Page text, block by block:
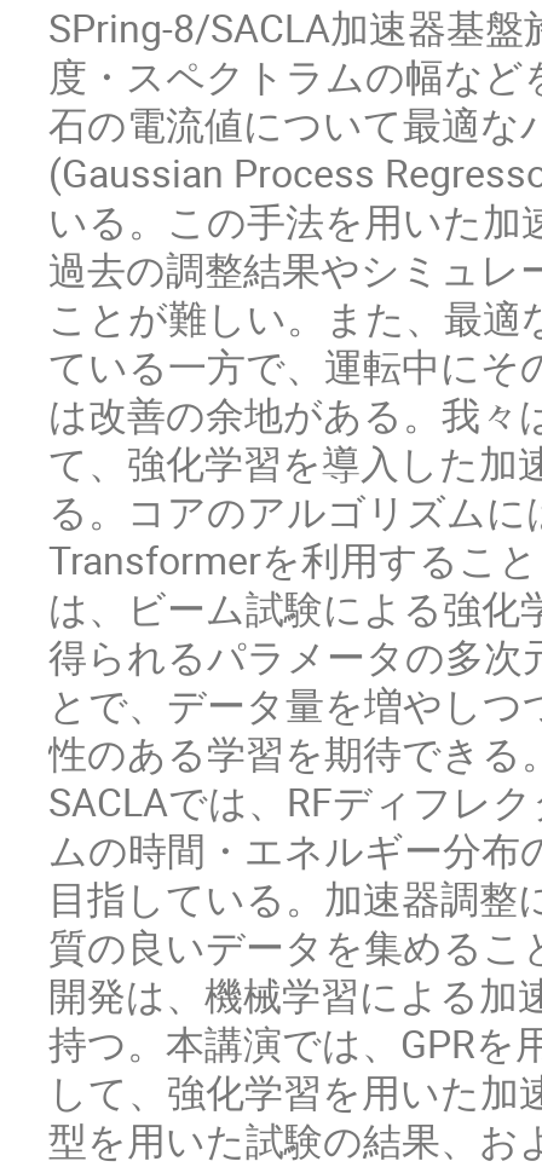
SPring-8/SACLA加速器基
度・スペクトラムの幅な
石の電流値について最適な
(Gaussian Process
いる。この手法を用いた
過去の調整結果やシミュ
ことが難しい。また、最
ている一方で、運転中に
は改善の余地がある。我
て、強化学習を導入した加
る。コアのアルゴリズム
Transformerを利用するこ
は、ビーム試験による強化
得られるパラメータの多次
とで、データ量を増やし
性のある学習を期待できる
SACLAでは、RFディフレ
ムの時間・エネルギー分
目指している。加速器調
質の良いデータを集める
開発は、機械学習による加
持つ。本講演では、GPR
して、強化学習を用いた
型を用いた試験の結果、お